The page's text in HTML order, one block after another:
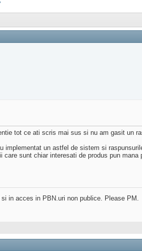
tot ce ati scris mai sus si nu am gasit un
implementat un astfel de sistem si
sunt chiar interesati de produs pun mana
in acces in PBN.uri non publice. Please PM.